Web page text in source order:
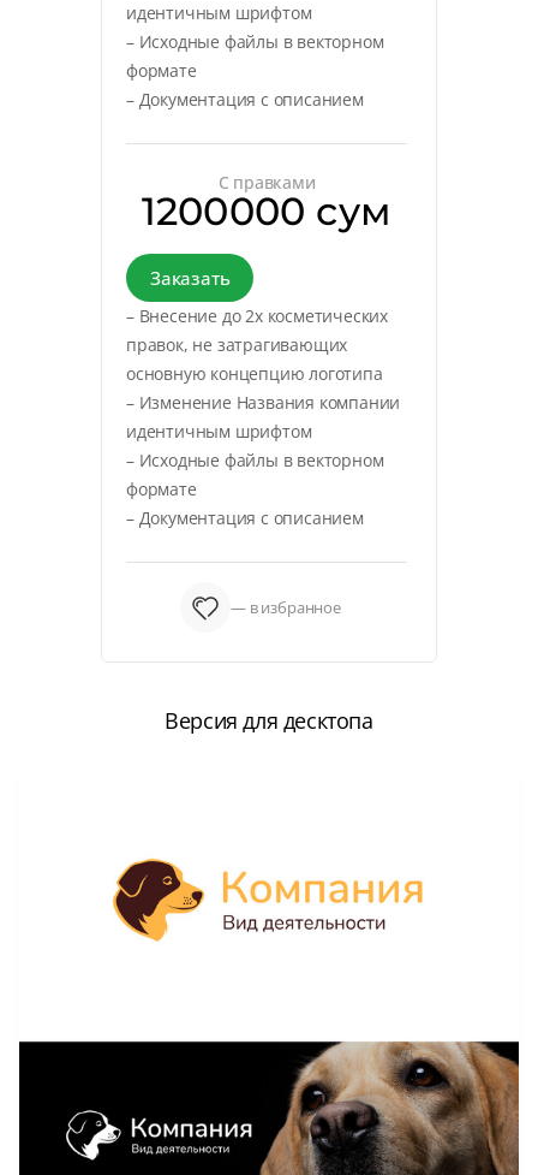
идентичным шрифтом
– Исходные файлы в векторном
формате
– Документация с описанием
С правками
1200000 сум
Заказать
– Внесение до 2х косметических
правок, не затрагивающих
основную концепцию логотипа
– Изменение Названия компании
идентичным шрифтом
– Исходные файлы в векторном
формате
– Документация с описанием
— в избранное
Версия для десктопа